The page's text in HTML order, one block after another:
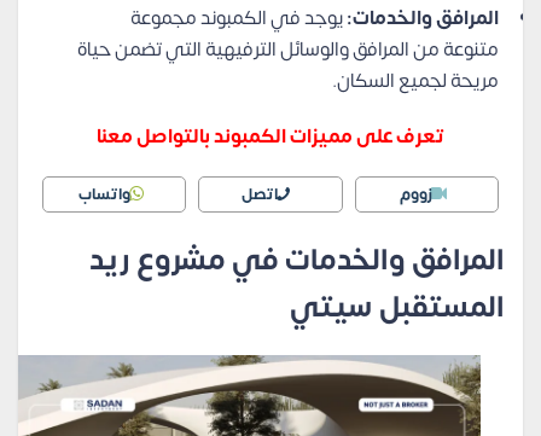
المرافق والخدمات:يوجد في الكمبوند مجموعة
متنوعة من المرافق والوسائل الترفيهية التي تضمن حياة
مريحة لجميع السكان.
تعرف على مميزات الكمبوند بالتواصل معنا
زووم اتصل واتساب
المرافق والخدمات في مشروع ريد
المستقبل سيتي